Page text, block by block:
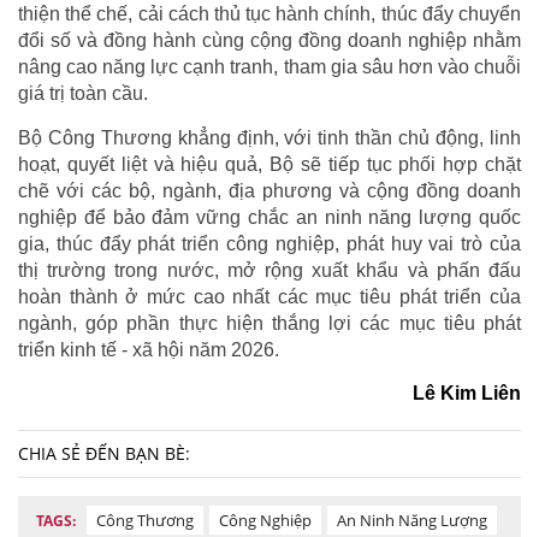
thiện thể chế, cải cách thủ tục hành chính, thúc đẩy chuyển
đổi số và đồng hành cùng cộng đồng doanh nghiệp nhằm
nâng cao năng lực cạnh tranh, tham gia sâu hơn vào chuỗi
giá trị toàn cầu.
Bộ Công Thương khẳng định, với tinh thần chủ động, linh
hoạt, quyết liệt và hiệu quả, Bộ sẽ tiếp tục phối hợp chặt
chẽ với các bộ, ngành, địa phương và cộng đồng doanh
nghiệp để bảo đảm vững chắc an ninh năng lượng quốc
gia, thúc đẩy phát triển công nghiệp, phát huy vai trò của
thị trường trong nước, mở rộng xuất khẩu và phấn đấu
hoàn thành ở mức cao nhất các mục tiêu phát triển của
ngành, góp phần thực hiện thắng lợi các mục tiêu phát
triển kinh tế - xã hội năm 2026.
Lê Kim Liên
CHIA SẺ ĐẾN BẠN BÈ:
TAGS: Công Thương Công Nghiệp
An Ninh Năng Lượng